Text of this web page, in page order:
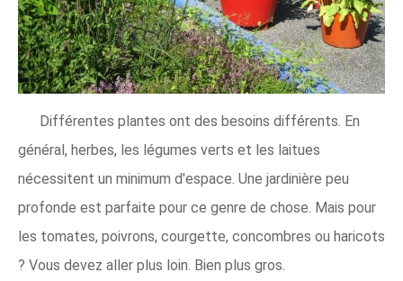
Différentes plantes ont des besoins différents. En
général, herbes, les légumes verts et les laitues
nécessitent un minimum d'espace. Une jardinière peu
profonde est parfaite pour ce genre de chose. Mais pour
les tomates, poivrons, courgette, concombres ou haricots
? Vous devez aller plus loin. Bien plus gros.